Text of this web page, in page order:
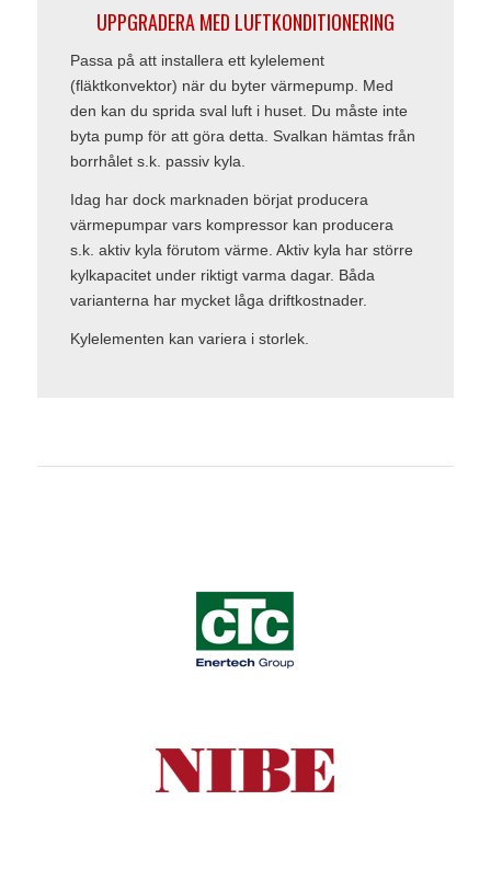
UPPGRADERA MED LUFTKONDITIONERING
Passa på att installera ett kylelement
(fläktkonvektor) när du byter värmepump. Med
den kan du sprida sval luft i huset. Du måste inte
byta pump för att göra detta. Svalkan hämtas från
borrhålet s.k. passiv kyla.
Idag har dock marknaden börjat producera
värmepumpar vars kompressor kan producera
s.k. aktiv kyla förutom värme. Aktiv kyla har större
kylkapacitet under riktigt varma dagar. Båda
varianterna har mycket låga driftkostnader.
Kylelementen kan variera i storlek.